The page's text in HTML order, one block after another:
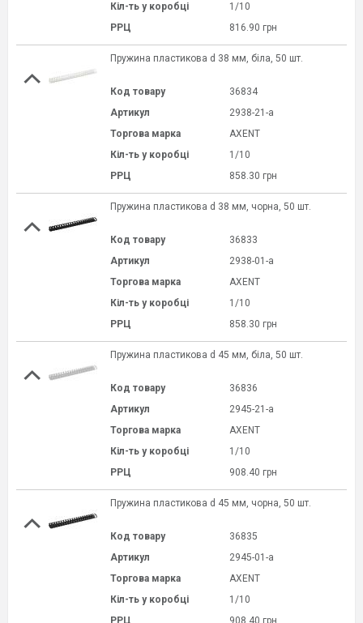
Кіл-ть у коробці
1/10
РРЦ
816.90 грн
Пружина пластикова d 38 мм, біла, 50 шт.
Код товару
36834
Артикул
2938-21-a
Торгова марка
AXENT
Кіл-ть у коробці
1/10
РРЦ
858.30 грн
Пружина пластикова d 38 мм, чорна, 50 шт.
Код товару
36833
Артикул
2938-01-a
Торгова марка
AXENT
Кіл-ть у коробці
1/10
РРЦ
858.30 грн
Пружина пластикова d 45 мм, біла, 50 шт.
Код товару
36836
Артикул
2945-21-a
Торгова марка
AXENT
Кіл-ть у коробці
1/10
РРЦ
908.40 грн
Пружина пластикова d 45 мм, чорна, 50 шт.
Код товару
36835
Артикул
2945-01-a
Торгова марка
AXENT
Кіл-ть у коробці
1/10
РРЦ
908.40 грн